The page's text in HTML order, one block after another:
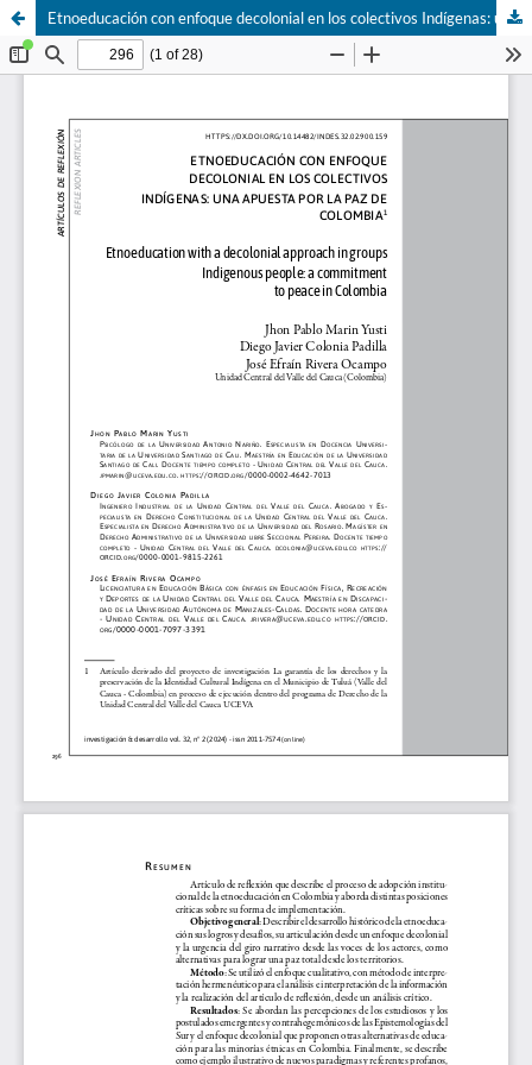
Etnoeducación con enfoque decolonial en los colectivos Indígenas: una apuesta por la paz de Colombia